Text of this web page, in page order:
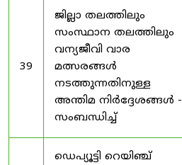
39
ജില്ലാ തലത്തിലും
സംസ്ഥാന തലത്തിലും
വന്യജീവി വാര
മത്സരങ്ങൾ
നടത്തുന്നതിനുള്ള
അന്തിമ നിർദ്ദേശങ്ങൾ -
സംബന്ധിച്ച്
ഡെപ്യൂട്ടി റെയിഞ്ച്